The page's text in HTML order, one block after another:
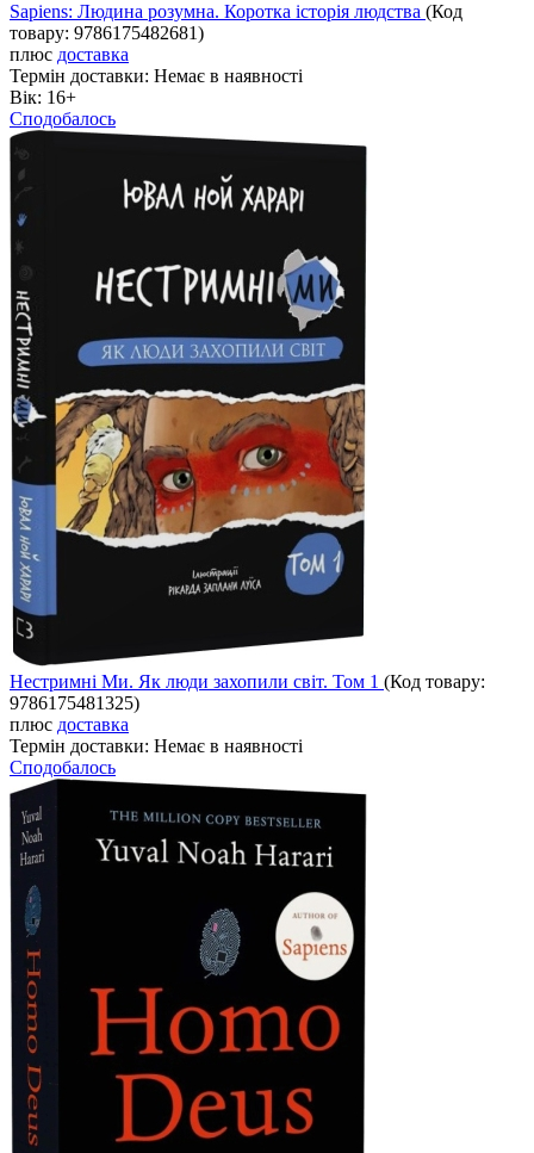
Sapiens: Людина розумна. Коротка історія людства (Код
товару: 9786175482681)
плюс доставка
Термін доставки: Немає в наявності
Вік: 16+
Сподобалось
Нестримні Ми. Як люди захопили світ. Том 1 (Код товару:
9786175481325)
плюс доставка
Термін доставки: Немає в наявності
Сподобалось